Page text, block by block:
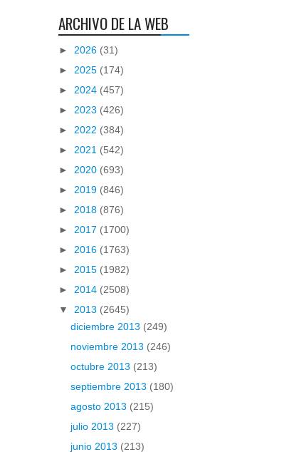
ARCHIVO DE LA WEB
► 2026 (31)
► 2025 (174)
► 2024 (457)
► 2023 (426)
► 2022 (384)
► 2021 (542)
► 2020 (693)
► 2019 (846)
► 2018 (876)
► 2017 (1700)
► 2016 (1763)
► 2015 (1982)
► 2014 (2508)
▼ 2013 (2645)
diciembre 2013 (249)
noviembre 2013 (246)
octubre 2013 (213)
septiembre 2013 (180)
agosto 2013 (215)
julio 2013 (227)
junio 2013 (213)